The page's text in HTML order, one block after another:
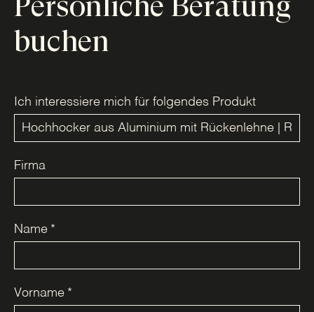
Persönliche Beratung
buchen
Ich interessiere mich für folgendes Produkt
Firma
Name *
Vorname *